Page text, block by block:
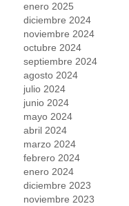
enero 2025
diciembre 2024
noviembre 2024
octubre 2024
septiembre 2024
agosto 2024
julio 2024
junio 2024
mayo 2024
abril 2024
marzo 2024
febrero 2024
enero 2024
diciembre 2023
noviembre 2023